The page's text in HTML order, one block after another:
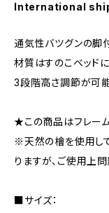
International
通気性バツグンの脚
材質はすのこベッド
3段階高さ調節が可能
★この商品はフレー
※天然の檜を使用し
りますが、ご使用上
■サイズ：